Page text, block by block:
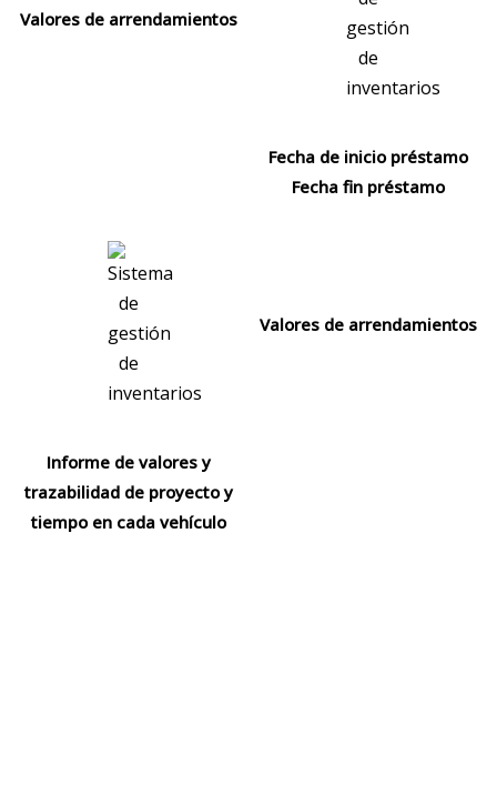
Valores de arrendamientos
Fecha de inicio préstamo
Fecha fin préstamo
Informe de valores y
trazabilidad de proyecto y
tiempo en cada vehículo
Valores de arrendamientos